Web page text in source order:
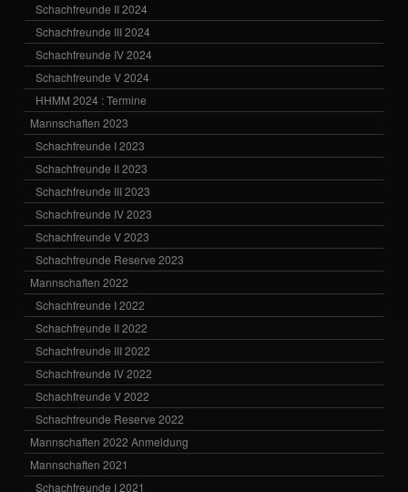
Schachfreunde II 2024
Schachfreunde III 2024
Schachfreunde IV 2024
Schachfreunde V 2024
HHMM 2024 : Termine
Mannschaften 2023
Schachfreunde I 2023
Schachfreunde II 2023
Schachfreunde III 2023
Schachfreunde IV 2023
Schachfreunde V 2023
Schachfreunde Reserve 2023
Mannschaften 2022
Schachfreunde I 2022
Schachfreunde II 2022
Schachfreunde III 2022
Schachfreunde IV 2022
Schachfreunde V 2022
Schachfreunde Reserve 2022
Mannschaften 2022 Anmeldung
Mannschaften 2021
Schachfreunde I 2021